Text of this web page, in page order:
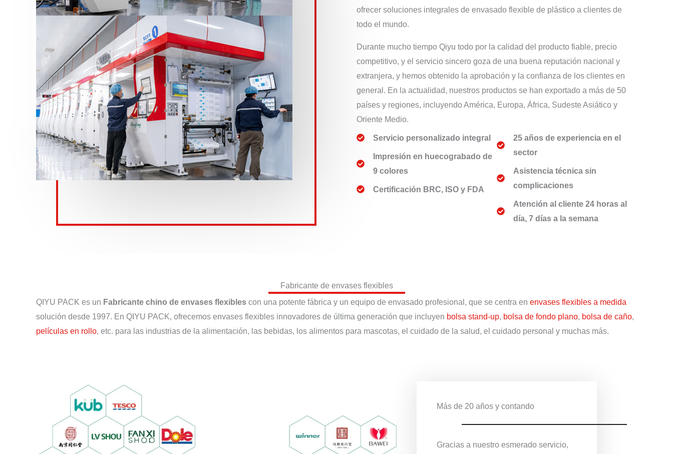
ofrecer soluciones integrales de envasado flexible de plástico a clientes de
todo el mundo.
Durante mucho tiempo Qiyu todo por la calidad del producto fiable, precio
competitivo, y el servicio sincero goza de una buena reputación nacional y
extranjera, y hemos obtenido la aprobación y la confianza de los clientes en
general. En la actualidad, nuestros productos se han exportado a más de 50
países y regiones, incluyendo América, Europa, África, Sudeste Asiático y
Oriente Medio.
Servicio personalizado integral
Impresión en huecograbado de
9 colores
Certificación BRC, ISO y FDA
25 años de experiencia en el
sector
Asistencia técnica sin
complicaciones
Atención al cliente 24 horas al
día, 7 días a la semana
Fabricante de envases flexibles
QIYU PACK es un Fabricante chino de envases flexibles con una potente fábrica y un equipo de envasado profesional, que se centra en envases flexibles a medida
solución desde 1997. En QIYU PACK, ofrecemos envases flexibles innovadores de última generación que incluyen bolsa stand-up, bolsa de fondo plano, bolsa de caño,
películas en rollo, etc. para las industrias de la alimentación, las bebidas, los alimentos para mascotas, el cuidado de la salud, el cuidado personal y muchas más.
Más de 20 años y contando
Gracias a nuestro esmerado servicio,